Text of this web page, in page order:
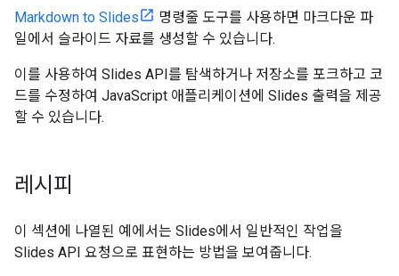
Markdown to Slides
명령줄 도구를 사용하면 마크다운 파
일에서 슬라이드 자료를 생성할 수 있습니다.
이를 사용하여 Slides API를 탐색하거나 저장소를 포크하고 코
드를 수정하여 JavaScript 애플리케이션에 Slides 출력을 제공
할 수 있습니다.
레시피
이 섹션에 나열된 예에서는 Slides에서 일반적인 작업을
Slides API 요청으로 표현하는 방법을 보여줍니다.